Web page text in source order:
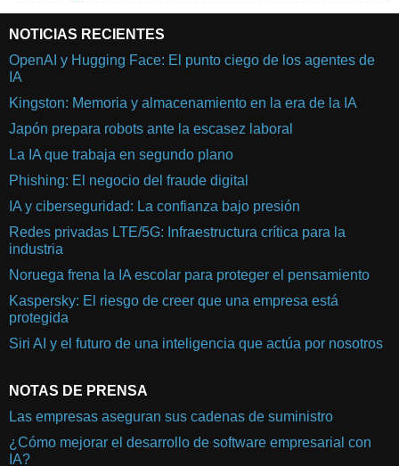
NOTICIAS RECIENTES
OpenAI y Hugging Face: El punto ciego de los agentes de
IA
Kingston: Memoria y almacenamiento en la era de la IA
Japón prepara robots ante la escasez laboral
La IA que trabaja en segundo plano
Phishing: El negocio del fraude digital
IA y ciberseguridad: La confianza bajo presión
Redes privadas LTE/5G: Infraestructura crítica para la
industria
Noruega frena la IA escolar para proteger el pensamiento
Kaspersky: El riesgo de creer que una empresa está
protegida
Siri AI y el futuro de una inteligencia que actúa por nosotros
NOTAS DE PRENSA
Las empresas aseguran sus cadenas de suministro
¿Cómo mejorar el desarrollo de software empresarial con
IA?